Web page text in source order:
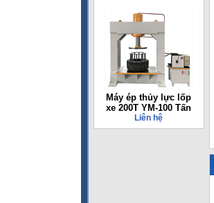
Máy ép thủy lực lốp
xe 200T YM-100 Tấn
Liên hệ